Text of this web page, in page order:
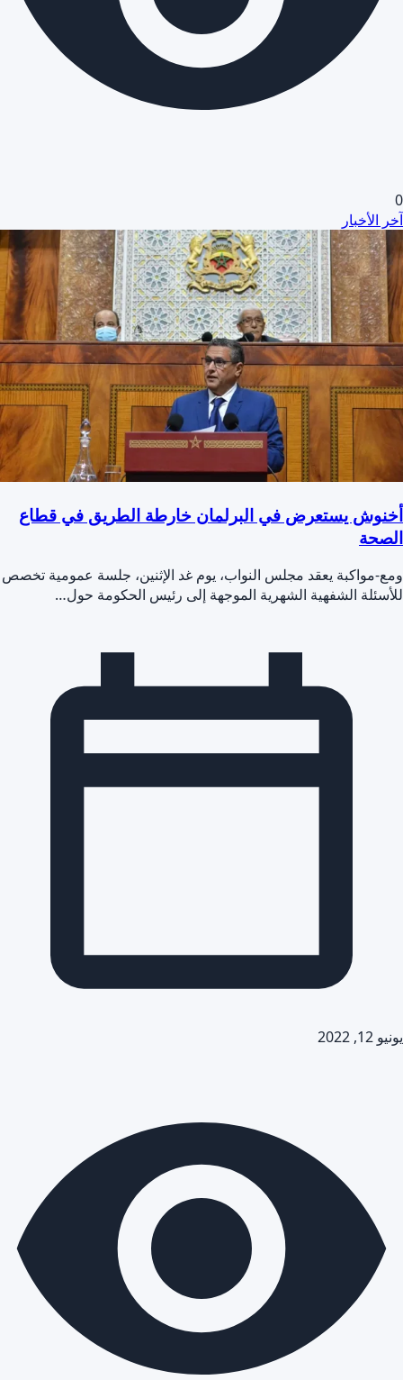
0
آخر الأخبار
أخنوش يستعرض في البرلمان خارطة الطريق في قطاع
الصحة
ومع-مواكبة يعقد مجلس النواب، يوم غد الإثنين، جلسة عمومية تخصص
للأسئلة الشفهية الشهرية الموجهة إلى رئيس الحكومة حول…
يونيو 12, 2022